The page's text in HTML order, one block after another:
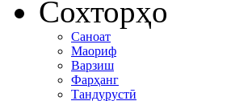
Сохторҳо
Саноат
Маориф
Варзиш
Фарҳанг
Тандурустӣ